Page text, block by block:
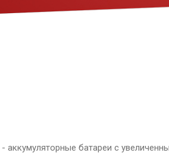
аккумуляторные батареи с